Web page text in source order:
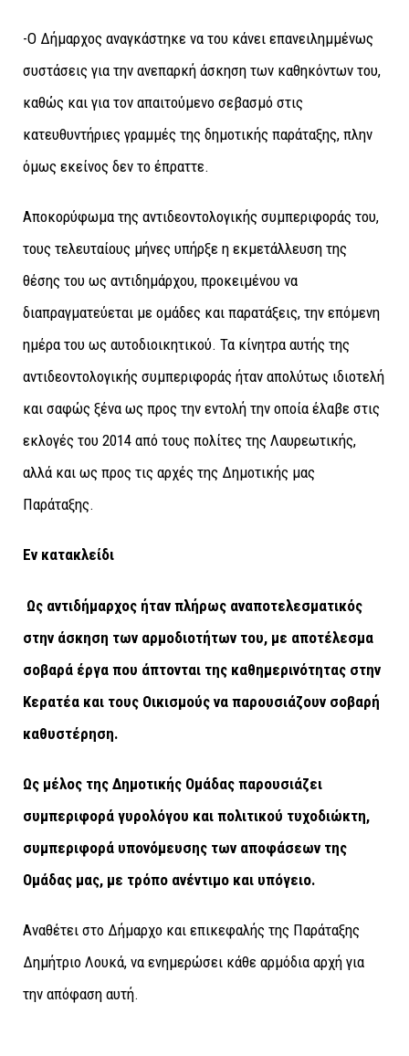
-Ο Δήμαρχος αναγκάστηκε να του κάνει επανειλημμένως
συστάσεις για την ανεπαρκή άσκηση των καθηκόντων του,
καθώς και για τον απαιτούμενο σεβασμό στις
κατευθυντήριες γραμμές της δημοτικής παράταξης, πλην
όμως εκείνος δεν το έπραττε.
Αποκορύφωμα της αντιδεοντολογικής συμπεριφοράς του,
τους τελευταίους μήνες υπήρξε η εκμετάλλευση της
θέσης του ως αντιδημάρχου, προκειμένου να
διαπραγματεύεται με ομάδες και παρατάξεις, την επόμενη
ημέρα του ως αυτοδιοικητικού. Τα κίνητρα αυτής της
αντιδεοντολογικής συμπεριφοράς ήταν απολύτως ιδιοτελή
και σαφώς ξένα ως προς την εντολή την οποία έλαβε στις
εκλογές του 2014 από τους πολίτες της Λαυρεωτικής,
αλλά και ως προς τις αρχές της Δημοτικής μας
Παράταξης.
Εν κατακλείδι
Ως αντιδήμαρχος ήταν πλήρως αναποτελεσματικός
στην άσκηση των αρμοδιοτήτων του, με αποτέλεσμα
σοβαρά έργα που άπτονται της καθημερινότητας στην
Κερατέα και τους Οικισμούς να παρουσιάζουν σοβαρή
καθυστέρηση.
Ως μέλος της Δημοτικής Ομάδας παρουσιάζει
συμπεριφορά γυρολόγου και πολιτικού τυχοδιώκτη,
συμπεριφορά υπονόμευσης των αποφάσεων της
Ομάδας μας, με τρόπο ανέντιμο και υπόγειο.
Αναθέτει στο Δήμαρχο και επικεφαλής της Παράταξης
Δημήτριο Λουκά, να ενημερώσει κάθε αρμόδια αρχή για
την απόφαση αυτή.